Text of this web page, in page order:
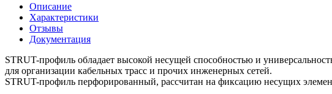
Описание
Характеристики
Отзывы
Документация
STRUT-профиль обладает высокой несущей способностью и
для организации кабельных трасс и прочих инженерных сетей.
STRUT-профиль перфорированный, рассчитан на фиксацию несущих